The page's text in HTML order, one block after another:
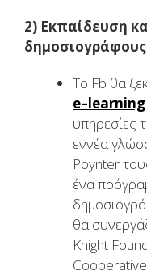
2) Εκπαίδευση
δημοσιογράφους
Το Fb θα
e–learning
υπηρεσίες
εννέα
Poynter
ένα
θα
Knight